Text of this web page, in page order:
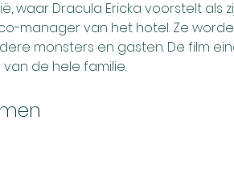
waar Dracula Ericka voorstelt als
manager van het hotel. Ze
monsters en gasten. De film
de hele familie.